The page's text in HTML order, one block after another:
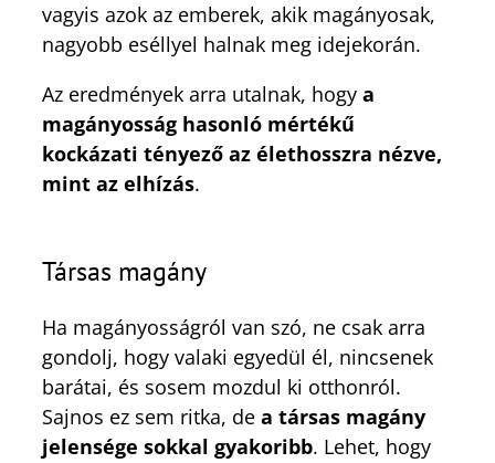
vagyis azok az emberek, akik magányosak,
nagyobb eséllyel halnak meg idejekorán.
Az eredmények arra utalnak, hogy a
magányosság hasonló mértékű
kockázati tényező az élethosszra nézve,
mint az elhízás.
Társas magány
Ha magányosságról van szó, ne csak arra
gondolj, hogy valaki egyedül él, nincsenek
barátai, és sosem mozdul ki otthonról.
Sajnos ez sem ritka, de a társas magány
jelensége sokkal gyakoribb. Lehet, hogy